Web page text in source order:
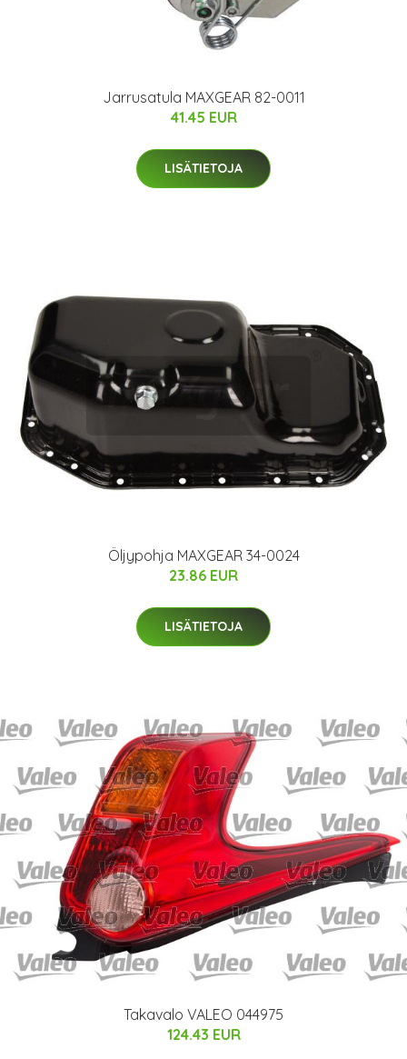
Jarrusatula MAXGEAR 82-0011
41.45 EUR
LISÄTIETOJA
Öljypohja MAXGEAR 34-0024
23.86 EUR
LISÄTIETOJA
Takavalo VALEO 044975
124.43 EUR